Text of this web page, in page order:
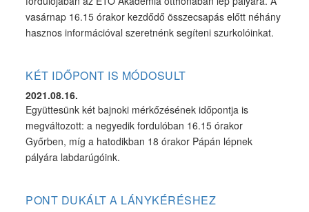
vasárnap 16.15 órakor kezdődő összecsapás előtt néhány
hasznos információval szeretnénk segíteni szurkolóinkat.
KÉT IDŐPONT IS MÓDOSULT
2021.08.16.
Együttesünk két bajnoki mérkőzésének időpontja is
megváltozott: a negyedik fordulóban 16.15 órakor
Győrben, míg a hatodikban 18 órakor Pápán lépnek
pályára labdarúgóink.
PONT DUKÁLT A LÁNYKÉRÉSHEZ